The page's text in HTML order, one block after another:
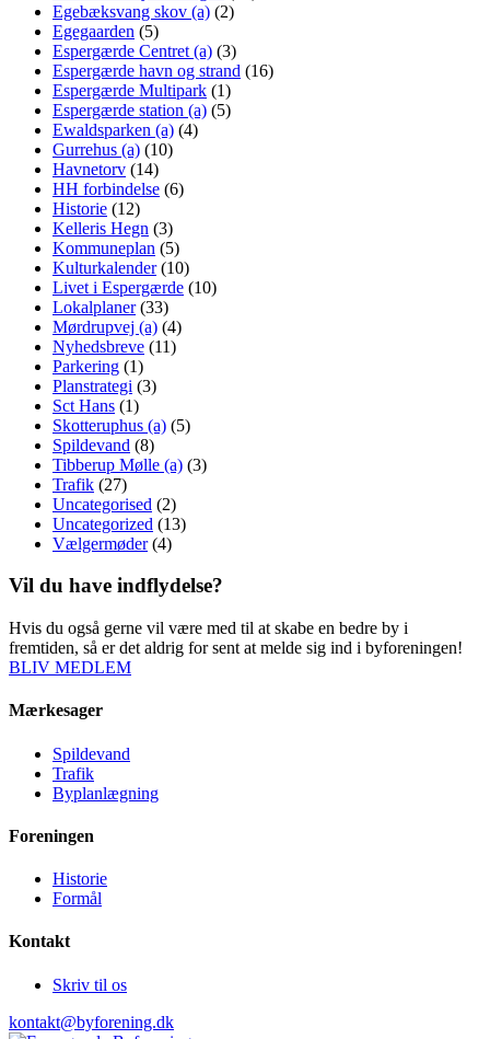
Egebæksvang skov (a) (2)
Egegaarden (5)
Espergærde Centret (a) (3)
Espergærde havn og strand (16)
Espergærde Multipark (1)
Espergærde station (a) (5)
Ewaldsparken (a) (4)
Gurrehus (a) (10)
Havnetorv (14)
HH forbindelse (6)
Historie (12)
Kelleris Hegn (3)
Kommuneplan (5)
Kulturkalender(10)
Livet i Espergærde (10)
Lokalplaner(33)
Mørdrupvej (a) (4)
Nyhedsbreve (11)
Parkering (1)
Planstrategi (3)
Sct Hans (1)
Skotteruphus (a) (5)
Spildevand (8)
Tibberup Mølle (a) (3)
Trafik (27)
Uncategorised (2)
Uncategorized (13)
Vælgermøder(4)
Vil du have indflydelse?
Hvis du også gerne vil være med til at skabe en bedre by i
fremtiden, så er det aldrig for sent at melde sig ind i byforeningen!
BLIV MEDLEM
Mærkesager
Spildevand
Trafik
Byplanlægning
Foreningen
Historie
Formål
Kontakt
Skriv til os
kontakt@byforening.dk